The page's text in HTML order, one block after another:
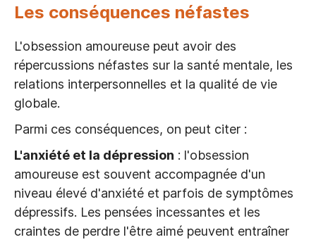
Les conséquences néfastes
L'obsession amoureuse peut avoir des
répercussions néfastes sur la santé mentale, les
relations interpersonnelles et la qualité de vie
globale.
Parmi ces conséquences, on peut citer :
L'anxiété et la dépression : l'obsession
amoureuse est souvent accompagnée d'un
niveau élevé d'anxiété et parfois de symptômes
dépressifs. Les pensées incessantes et les
craintes de perdre l'être aimé peuvent entraîner